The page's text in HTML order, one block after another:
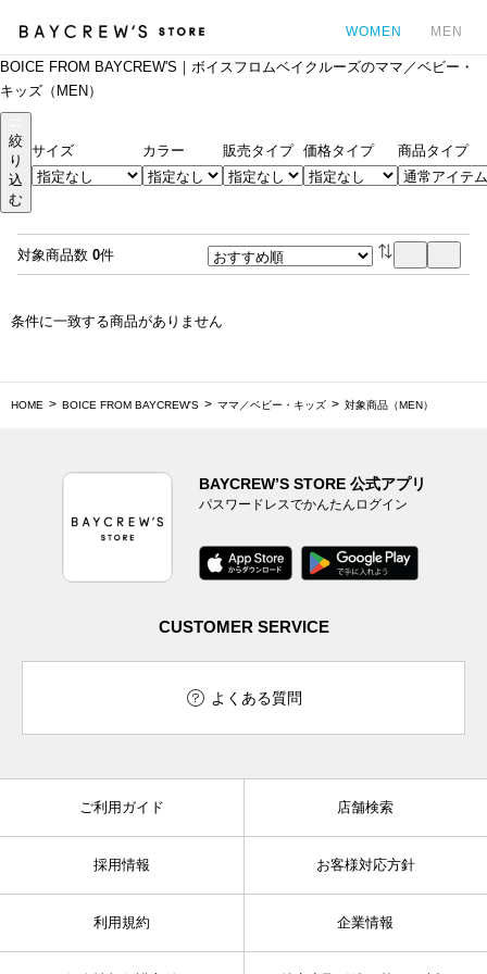
WOMEN MEN
BOICE FROM BAYCREW'S｜ボイスフロムベイクルーズのママ／ベビー・
キッズ（MEN）
絞
り
込
む
サイズ カラー 販売タイプ 価格タイプ 商品タイプ
対象商品数 0件
条件に一致する商品がありません
HOME BOICE FROM BAYCREW'S ママ／ベビー・キッズ 対象商品（MEN）
BAYCREW’S STORE 公式アプリ
パスワードレスでかんたんログイン
CUSTOMER SERVICE
よくある質問
ご利用ガイド 店舗検索
採用情報 お客様対応方針
利用規約 企業情報